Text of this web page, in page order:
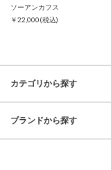
ソーアンカフス
￥22,000(税込)
カテゴリから探す
ブランドから探す